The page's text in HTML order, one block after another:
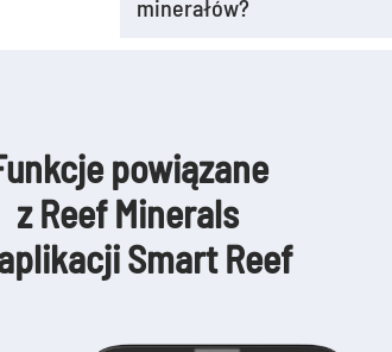
zawartych w produkcie. Jeżeli
idzie do niepożądanej zmiany
minerałów?
powiązane
z Reef Minerals
Smart Reef